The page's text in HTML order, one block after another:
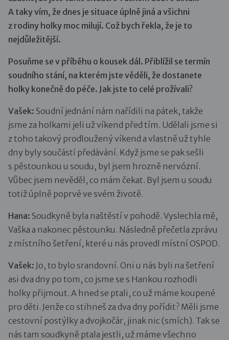
A taky vím, že dnes je situace úplně jiná a všichni
z rodiny holky moc milují. Což bych řekla, že je to
nejdůležitější.
Posuňme se v příběhu o kousek dál. Přiblížil se termín
soudního stání, na kterém jste věděli, že dostanete
holky konečně do péče. Jak jste to celé prožívali?
Vašek: Soudní jednání nám nařídili na pátek, takže
jsme za holkami jeli už víkend před tím. Udělali jsme si
z toho takový prodloužený víkend a vlastně už tyhle
dny byly součástí předávání. Když jsme se pak sešli
s pěstounkou u soudu, byl jsem hrozně nervózní.
Vůbec jsem nevěděl, co mám čekat. Byl jsem u soudu
totiž úplně poprvé ve svém životě.
Hana: Soudkyně byla naštěstí v pohodě. Vyslechla mě,
Vaška a nakonec pěstounku. Následně přečetla zprávu
z místního šetření, které u nás provedl místní OSPOD.
Vašek: Jo, to bylo srandovní. Oni u nás byli na šetření
asi dva dny po tom, co jsme se s Hankou rozhodli
holky přijmout. A hned se ptali, co už máme koupené
pro děti. Jenže co stihneš za dva dny pořídit? Měli jsme
cestovní postýlky a dvojkočár, jinak nic (smích). Tak se
nás tam soudkyně ptala jestli, už máme všechno